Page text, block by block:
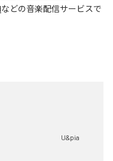
などの音楽配信サービスで
U&pia